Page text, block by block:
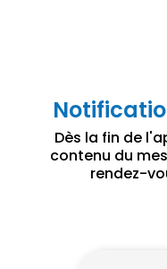
Dès la fin de
contenu du
rendez-